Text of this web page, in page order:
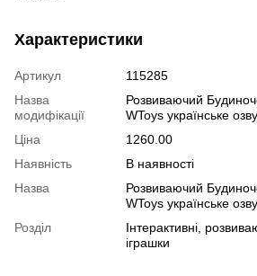
Характеристики
Артикул
115285
Назва
модифікації
Розвиваючий
WToys українське
Ціна
1260.00
Наявність
В наявності
Назва
Розвиваючий
WToys українське
Розділ
Інтерактивні,
іграшки